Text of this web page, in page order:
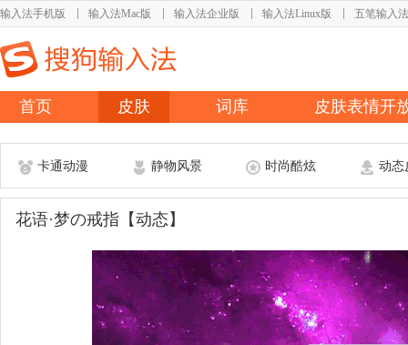
输入法手机版 输入法Mac版 输入法企业版 输入法Linux版 五笔输入法
首页 皮肤 词库 皮肤表情开
卡通动漫 静物风景 时尚酷炫 动态
花语·梦の戒指【动态】